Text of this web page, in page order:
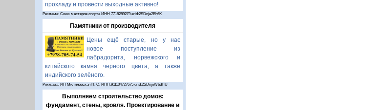
прохладу и провести выходные активно!
Реклама: Союз мастеров спорта ИНН 7718289279 erid:2SDnje2Eh6K
Памятники от производителя
Цены ещё старые, но у нас
новое поступление из
лабрадорита, норвежского и
китайского камня черного цвета, а также
индийского зелёного.
Реклама: ИП Миляновская Н. С. ИНН:911104727675 erid:2SDnjeWbdHU
Выполняем строительство домов:
фундамент, стены, кровля. Проектирование и